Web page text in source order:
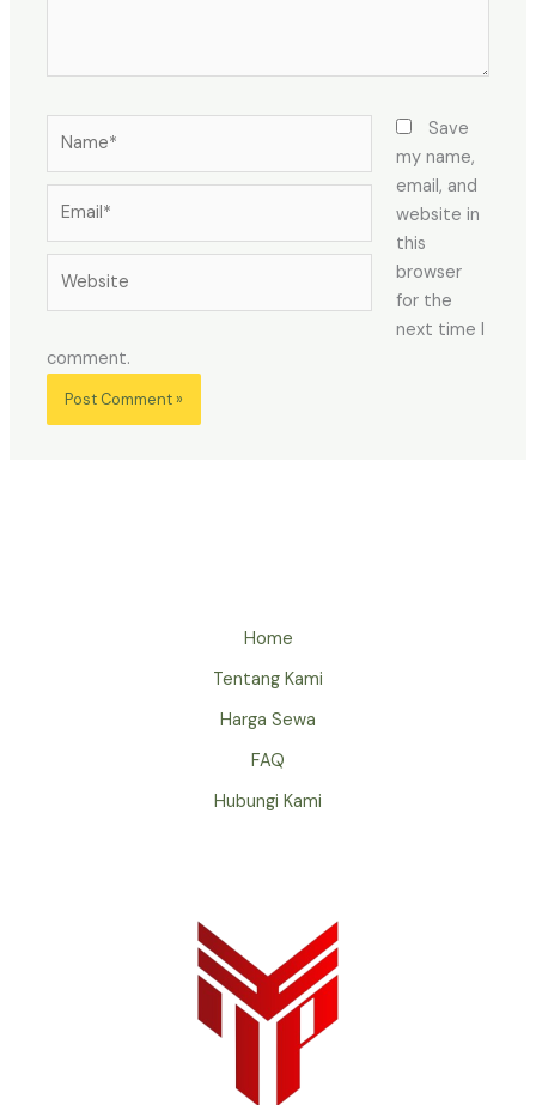
Save
my name,
email, and
website in
this
browser
for the
next time I
comment.
Home
Tentang Kami
Harga Sewa
FAQ
Hubungi Kami